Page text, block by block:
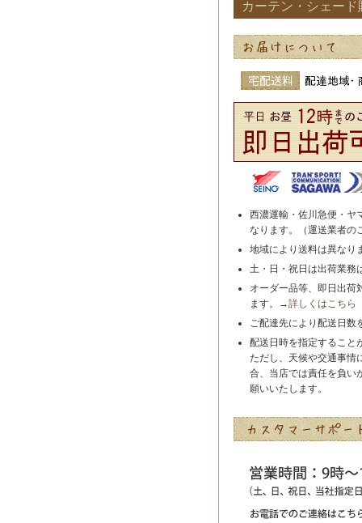
カーテン・シェー
西濃運輸・佐川急便・ヤ
なります。（運送業者の
地域により送料は異なり
土・日・祝日は出荷業務
オーダー品等、即日出荷
ます。→詳しくはこちら
ご配達先により配送日数
配送日時を指定すること
ただし、天候や交通事情
合、当店では責任を負い
願いいたします。